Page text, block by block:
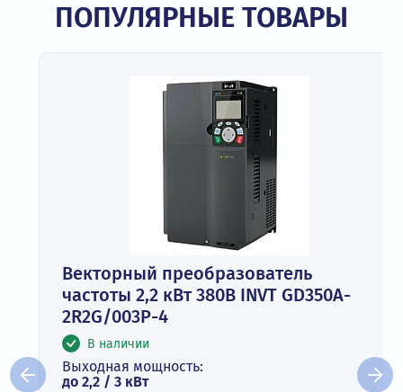
ПОПУЛЯРНЫЕ ТОВАРЫ
Векторный преобразователь
частоты 2,2 кВт 380В INVT GD350A-
2R2G/003P-4
В наличии
Выходная мощность:
до 2,2 / 3 кВт